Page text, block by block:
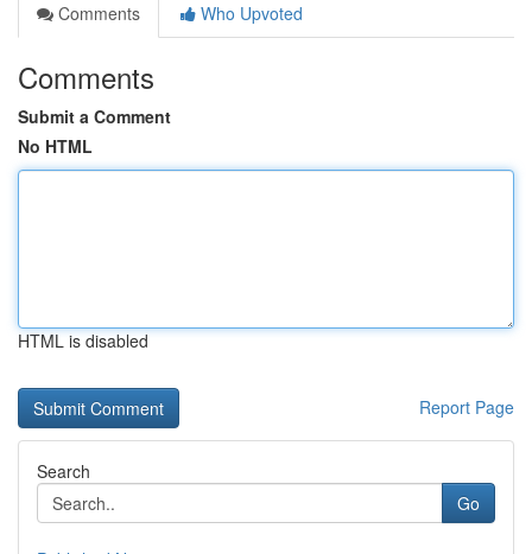
Comments
Who Upvoted
Comments
Submit a Comment
No HTML
HTML is disabled
Report Page
Search
Go